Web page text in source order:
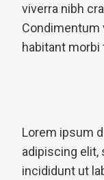
viverra nibh
Condimentum
habitant morbi
Lorem ipsum
adipiscing elit,
incididunt ut